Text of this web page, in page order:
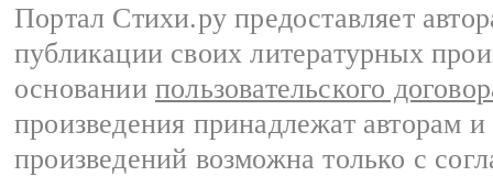
Портал Стихи.ру предоставляет
публикации своих литературных
основании пользовательского
произведения принадлежат авторам
произведений возможна только с